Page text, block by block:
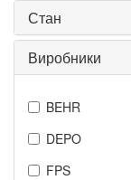
Стан
Виробники
BEHR
DEPO
FPS